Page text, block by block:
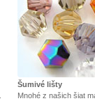
Šumivé lišty
Mnohé z našich šiat